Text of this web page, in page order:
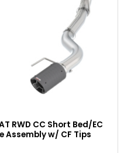
RWD CC Short Bed/EC
Assembly w/ CF Tips